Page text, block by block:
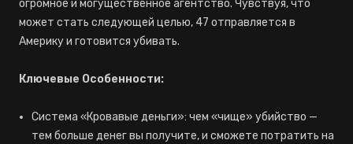
огромное и могущественное агентство. Чувствуя, что
может стать следующей целью, 47 отправляется в
Америку и готовится убивать.
Ключевые Особенности:
Система «Кровавые деньги»: чем «чище» убийство —
тем больше денег вы получите, и сможете потратить на